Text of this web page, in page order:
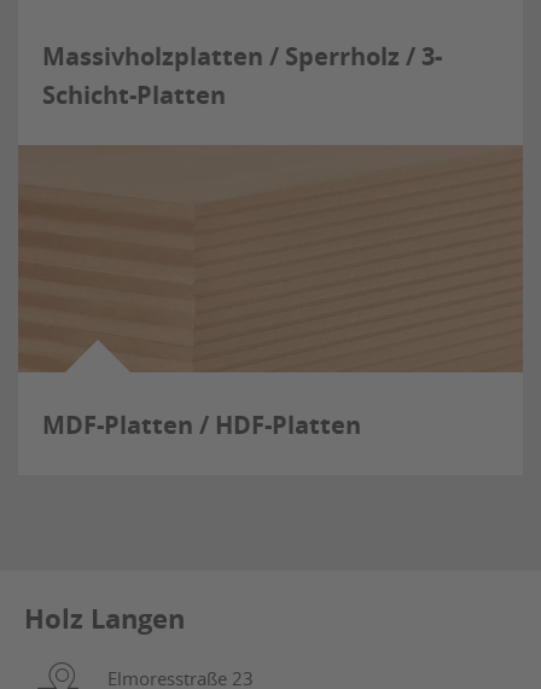
Massivholzplatten / Sperrholz / 3-
Schicht-Platten
MDF-Platten / HDF-Platten
Holz Langen
Elmoresstraße 23